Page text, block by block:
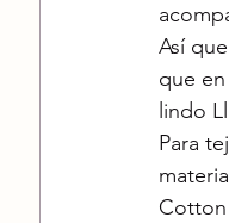
Así
que
lindo
Para